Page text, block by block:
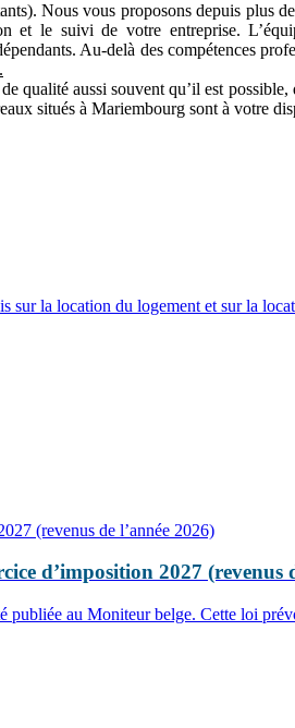
Nous vous proposons depuis plus
le suivi de votre entreprise.
Au-delà des compétences
aussi souvent qu’il est
situés à Mariembourg sont à votre
la location du logement et sur la
d’imposition 2027 (revenus
publiée au Moniteur belge. Cette loi